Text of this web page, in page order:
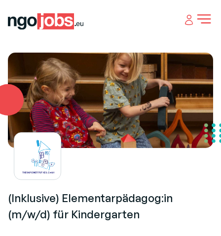
Open
(Inklusive) Elementarpädagog:in
(m/w/d) für Kindergarten